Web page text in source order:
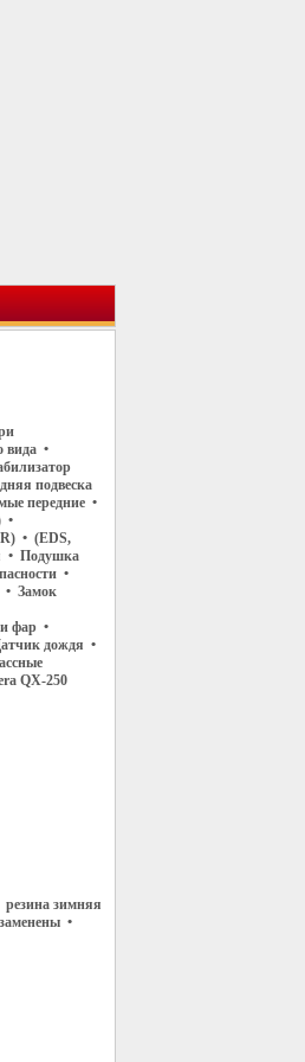
вида •
подвеска
передние •
•
• (EDS,
• Подушка
•
• Замок
фар •
дождя •
QX-250
зимняя
•